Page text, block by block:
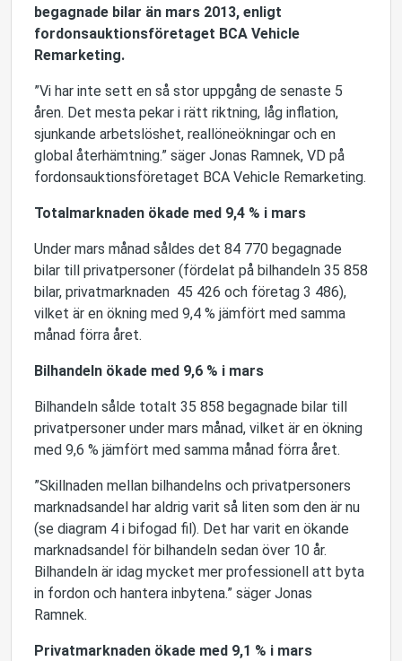
begagnade bilar än mars 2013, enligt
fordonsauktionsföretaget BCA Vehicle
Remarketing.
”Vi har inte sett en så stor uppgång de senaste 5
åren. Det mesta pekar i rätt riktning, låg inflation,
sjunkande arbetslöshet, reallöneökningar och en
global återhämtning.” säger Jonas Ramnek, VD på
fordonsauktionsföretaget BCA Vehicle Remarketing.
Totalmarknaden ökade med 9,4 % i mars
Under mars månad såldes det 84 770 begagnade
bilar till privatpersoner (fördelat på bilhandeln 35 858
bilar, privatmarknaden 45 426 och företag 3 486),
vilket är en ökning med 9,4 % jämfört med samma
månad förra året.
Bilhandeln ökade med 9,6 % i mars
Bilhandeln sålde totalt 35 858 begagnade bilar till
privatpersoner under mars månad, vilket är en ökning
med 9,6 % jämfört med samma månad förra året.
”Skillnaden mellan bilhandelns och privatpersoners
marknadsandel har aldrig varit så liten som den är nu
(se diagram 4 i bifogad fil). Det har varit en ökande
marknadsandel för bilhandeln sedan över 10 år.
Bilhandeln är idag mycket mer professionell att byta
in fordon och hantera inbytena.” säger Jonas
Ramnek.
Privatmarknaden ökade med 9,1 % i mars